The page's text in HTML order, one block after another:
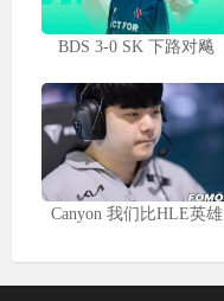
BDS 3-0 SK 下路对飚
Canyon 我们比HLE英雄